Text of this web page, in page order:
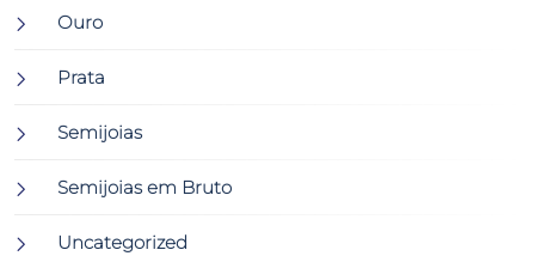
Ouro
Prata
Semijoias
Semijoias em Bruto
Uncategorized